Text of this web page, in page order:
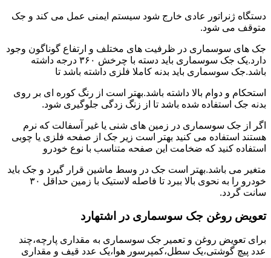
دستگاه ژنراتور عادی خارج شود سیستم ایمنی عمل می کند و جک
متوقف می شود.
جک های سوسماری در ظرفیت های مختلف و ارتفاع گوناگون وجود
دارد.یک جک سوسماری باید دسته با چرخش ۳۶۰ درجه داشته
باشد.جک سوسماری باید بدنه کاملا فلزی داشته باشد تا
استحکام و دوام بالا داشته باشد.بهتر است از رنگ کوره ای بر روی
بدنه جک استفاده شده باشد تا از زنگ زدگی جلوگیری شود.
اگر از جک سوسماری در زمین های شنی یا غیر آسفالت که نرم
هستند استفاده می کنید بهتر است زیر جک از صفحه فلزی یا چوبی
استفاده کنید که ضخامت این صفحه متناسب با نوع خودرو
متغیر می باشد.بهتر است جک در وسط ماشین قرار گیرد و جک باید
خودرو را به نحوی بالا ببرد تا فاصله لاستیک با زمین حداقل ۳۰
سانت گردد.
تعویض روغن جک سوسماری در اشتهارد
برای تعویض روغن و تعمیر جک سوسماری به مقداری پارچه،چند
عدد پیچ گوشتی،یک سطل،کمپرسور هوا،یک عدد قیف و مقداری